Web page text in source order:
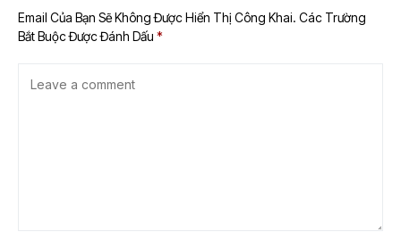
Email Của Bạn Sẽ Không Được Hiển Thị Công Khai. Các Trường
Bắt Buộc Được Đánh Dấu *